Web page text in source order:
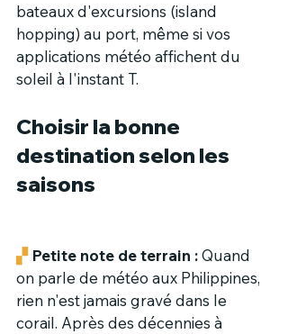
bateaux d'excursions (island
hopping) au port, même si vos
applications météo affichent du
soleil à l'instant T.
Choisir la bonne
destination selon les
saisons
▞ Petite note de terrain : Quand
on parle de météo aux Philippines,
rien n'est jamais gravé dans le
corail. Après des décennies à